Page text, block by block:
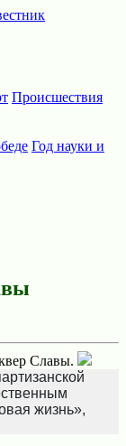
Происшествия
Год науки и
Славы.
жизнь»,